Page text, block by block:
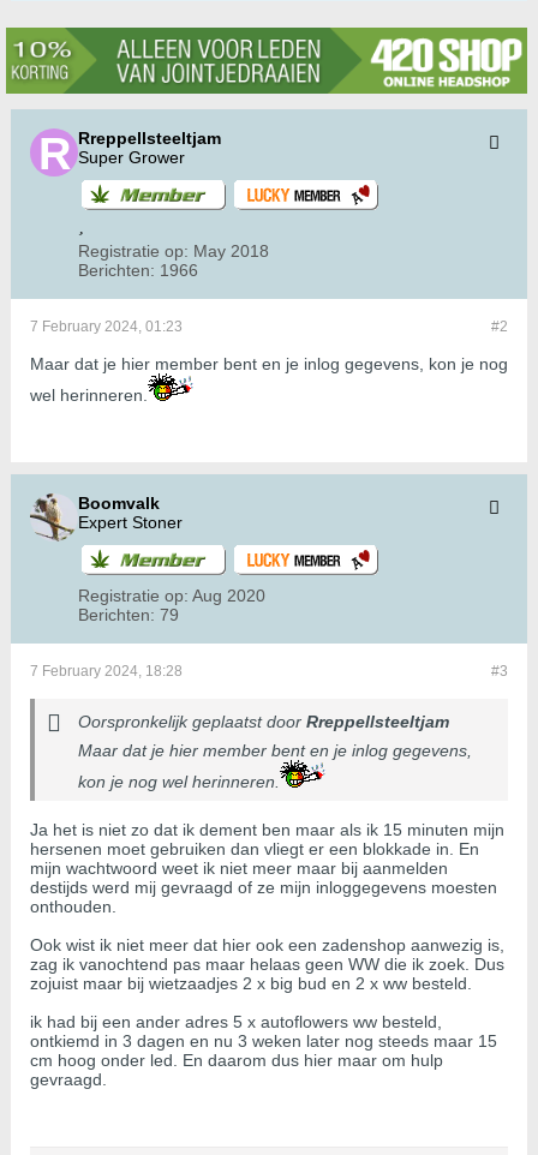
Rreppellsteeltjam
Super Grower
Registratie op: May 2018
Berichten: 1966
#2
7 February 2024, 01:23
Maar dat je hier member bent en je inlog gegevens, kon je nog
wel herinneren.
Boomvalk
Expert Stoner
Registratie op: Aug 2020
Berichten: 79
#3
7 February 2024, 18:28
Oorspronkelijk geplaatst door Rreppellsteeltjam
Maar dat je hier member bent en je inlog gegevens,
kon je nog wel herinneren.
Ja het is niet zo dat ik dement ben maar als ik 15 minuten mijn
hersenen moet gebruiken dan vliegt er een blokkade in. En
mijn wachtwoord weet ik niet meer maar bij aanmelden
destijds werd mij gevraagd of ze mijn inloggegevens moesten
onthouden.
Ook wist ik niet meer dat hier ook een zadenshop aanwezig is,
zag ik vanochtend pas maar helaas geen WW die ik zoek. Dus
zojuist maar bij wietzaadjes 2 x big bud en 2 x ww besteld.
ik had bij een ander adres 5 x autoflowers ww besteld,
ontkiemd in 3 dagen en nu 3 weken later nog steeds maar 15
cm hoog onder led. En daarom dus hier maar om hulp
gevraagd.